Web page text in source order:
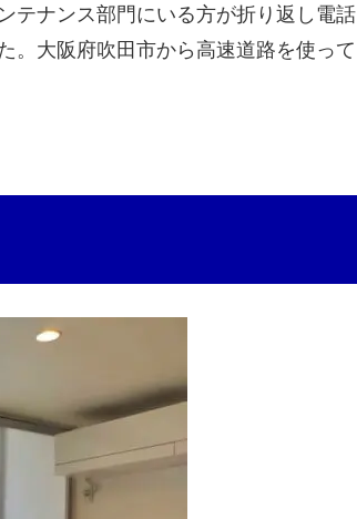
テナンス部門にいる方が折り返し電話
。大阪府吹田市から高速道路を使って